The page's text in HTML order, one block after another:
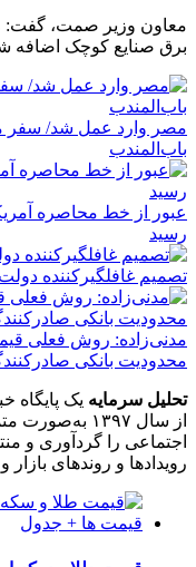
برق صنایع کوچک اضافه
مصر وارد عمل شد/ سفر
باب‌المندب
عبور از خط محاصره
رسید
تصمیم غافلگیرکننده
مدنی‌زاده: روش فعلی
محدودیت بانکی
تحلیل سرمایه یک پایگاه
از سال ۱۳۹۷
اجتماعی را گردآوری و
رویدادها و روندهای بازار